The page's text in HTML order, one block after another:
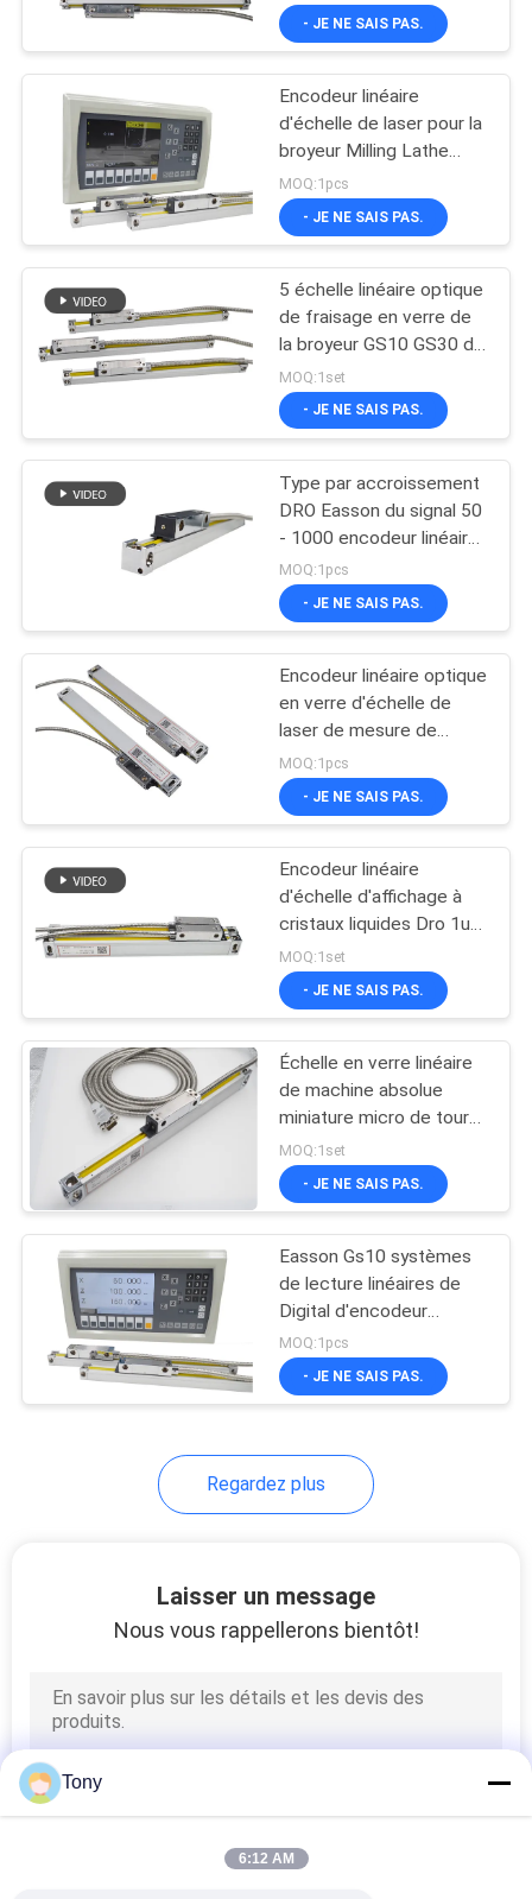
Lecture de position
de Digital
16
Encodeurs linéaires
absolus
Lecture de Digital de
3 axes
Échelles en verre
Lecture de Digital de
2 axes
17
exposés
Vmm machine de
mesure
montrent l'encodeur
linéaire de l'échelle 1um
- JE NE SAIS PAS.
Encodeur linéaire
d'échelle de laser pour la
broyeur Milling Lathe
Optical de commande
numérique par ordinateur
MOQ:1pcs
- JE NE SAIS PAS.
5 échelle linéaire optique
de fraisage en verre de
la broyeur GS10 GS30 de
tour de commande
numérique par ordinateur
de micron
MOQ:1set
- JE NE SAIS PAS.
Type par accroissement
DRO Easson du signal 50
- 1000 encodeur linéaire
d'échelle du millimètre
MOQ:1pcs
- JE NE SAIS PAS.
Encodeur linéaire optique
en verre d'échelle de
laser de mesure de
longueur
MOQ:1pcs
- JE NE SAIS PAS.
Encodeur linéaire
d'échelle d'affichage à
cristaux liquides Dro 1um
5um de tour de moulin de
lecture de Digital
MOQ:1set
- JE NE SAIS PAS.
Échelle en verre linéaire
de machine absolue
miniature micro de tour
de position
MOQ:1set
- JE NE SAIS PAS.
Easson Gs10 systèmes
de lecture linéaires de
Digital d'encodeur
d'échelle de 50 - 3000
millimètres
MOQ:1pcs
- JE NE SAIS PAS.
Regardez plus
Laisser un message
Nous vous rappellerons bientôt!
Tony
6:12 AM